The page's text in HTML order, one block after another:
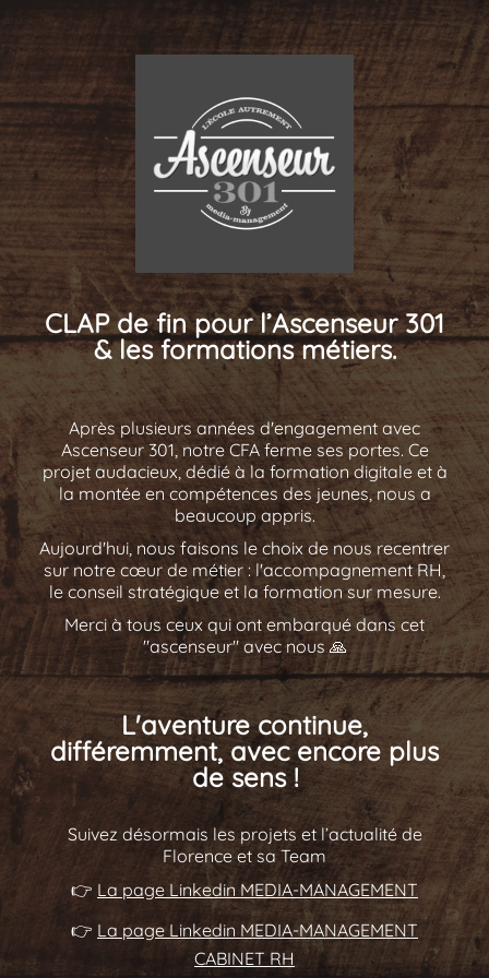
CLAP de fin pour l’Ascenseur 301
& les formations métiers.
Après plusieurs années d'engagement avec
Ascenseur 301, notre CFA ferme ses portes. Ce
projet audacieux, dédié à la formation digitale et à
la montée en compétences des jeunes, nous a
beaucoup appris.
Aujourd'hui, nous faisons le choix de nous recentrer
sur notre cœur de métier : l'accompagnement RH,
le conseil stratégique et la formation sur mesure.
Merci à tous ceux qui ont embarqué dans cet
"ascenseur" avec nous 🙏
L'aventure continue,
différemment, avec encore plus
de sens !
Suivez désormais les projets et l’actualité de
Florence et sa Team
👉 La page Linkedin MEDIA-MANAGEMENT
👉 La page Linkedin MEDIA-MANAGEMENT
CABINET RH